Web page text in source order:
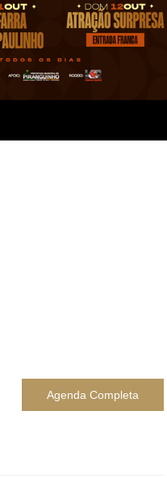
Agenda Completa